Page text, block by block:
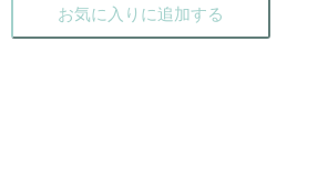
お気に入りに追加する